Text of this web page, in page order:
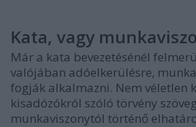
Kata, vagy
Már a kata bevezetésénél
valójában adóelkerülésre,
fogják alkalmazni. Nem véletlen
kisadózókról szóló törvény
munkaviszonytól történő